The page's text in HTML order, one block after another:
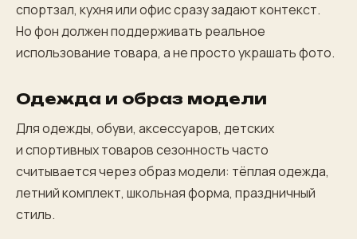
спортзал, кухня или офис сразу задают контекст.
Но фон должен поддерживать реальное
использование товара, а не просто украшать фото.
Одежда и образ модели
Для одежды, обуви, аксессуаров, детских
и спортивных товаров сезонность часто
считывается через образ модели: тёплая одежда,
летний комплект, школьная форма, праздничный
стиль.